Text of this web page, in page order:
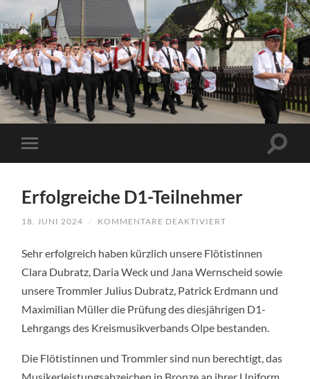
Erfolgreiche D1-Teilnehmer
18. JUNI 2024 / KOMMENTARE DEAKTIVIERT
TEILNEHMER
Sehr erfolgreich haben kürzlich unsere Flötistinnen
Clara Dubratz, Daria Weck und Jana Wernscheid sowie
unsere Trommler Julius Dubratz, Patrick Erdmann und
Maximilian Müller die Prüfung des diesjährigen D1-
Lehrgangs des Kreismusikverbands Olpe bestanden.
Die Flötistinnen und Trommler sind nun berechtigt, das